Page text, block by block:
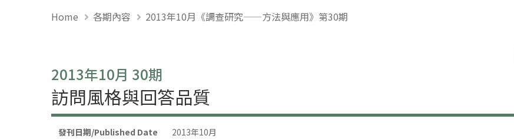
Home 各期內容 2013年10月《調查研究——方法與應用》第30期
2013年10月 30期
訪問風格與回答品質
發刊日期/Published Date 2013年10月